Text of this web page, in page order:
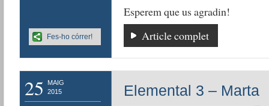
Esperem que us agradin!
Article complet
Fes-ho córrer!
25
MAIG
2015
Elemental 3 – Marta